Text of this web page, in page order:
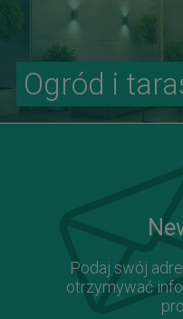
Ogród i
Podaj swój
otrzymywać